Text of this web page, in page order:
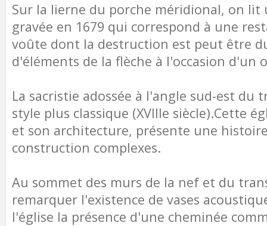
Sur la lierne du porche méridional, on
gravée en 1679 qui correspond à une
voûte dont la destruction est peut être
d'éléments de la flèche à l'occasion d'un
La sacristie adossée à l'angle sud-est du
style plus classique (XVIIIe siècle).Cette
et son architecture, présente une
construction complexes.
Au sommet des murs de la nef et du
remarquer l'existence de vases
l'église la présence d'une cheminée